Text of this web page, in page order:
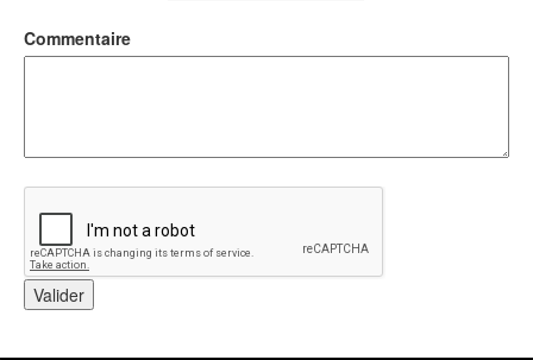
Commentaire